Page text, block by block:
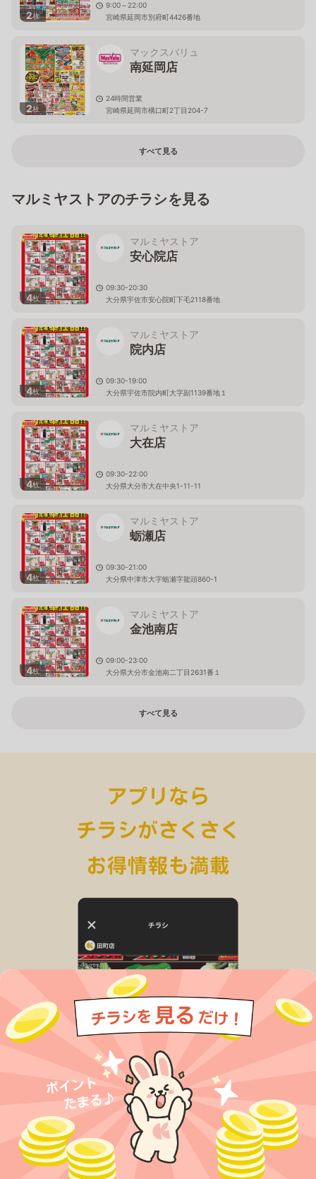
2枚
9:00～22:00
宮崎県延岡市別府町4426番地
2枚
マックスバリュ
南延岡店
24時間営業
宮崎県延岡市構口町2丁目204-7
すべて見る
マルミヤストアのチラシを見る
4枚
マルミヤストア
安心院店
09:30-20:30
大分県宇佐市安心院町下毛2118番地
4枚
マルミヤストア
院内店
09:30-19:00
大分県宇佐市院内町大字副1139番地１
4枚
マルミヤストア
大在店
09:30-22:00
大分県大分市大在中央1-11-11
4枚
マルミヤストア
蛎瀬店
09:30-21:00
大分県中津市大字蛎瀬字龍頭860-1
4枚
マルミヤストア
金池南店
09:00-23:00
大分県大分市金池南二丁目2631番１
すべて見る